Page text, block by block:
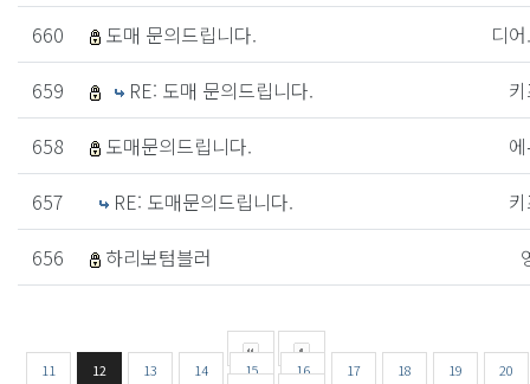
660
도매 문의드립니다.
디
659
RE: 도매 문의드립니다.
658
도매문의드립니다.
657
RE: 도매문의드립니다.
656
하리보텀블러
11 12 13 14 15 16 17 18 19 20